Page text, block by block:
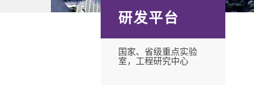
研发平台
国家、省级重点实验
室，工程研究中心